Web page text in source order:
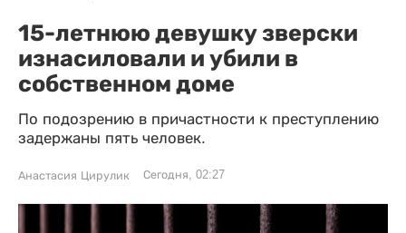
15-летнюю девушку зверски
изнасиловали и убили в
собственном доме
По подозрению в причастности к преступлению
задержаны пять человек.
Анастасия Цирулик Сегодня, 02:27